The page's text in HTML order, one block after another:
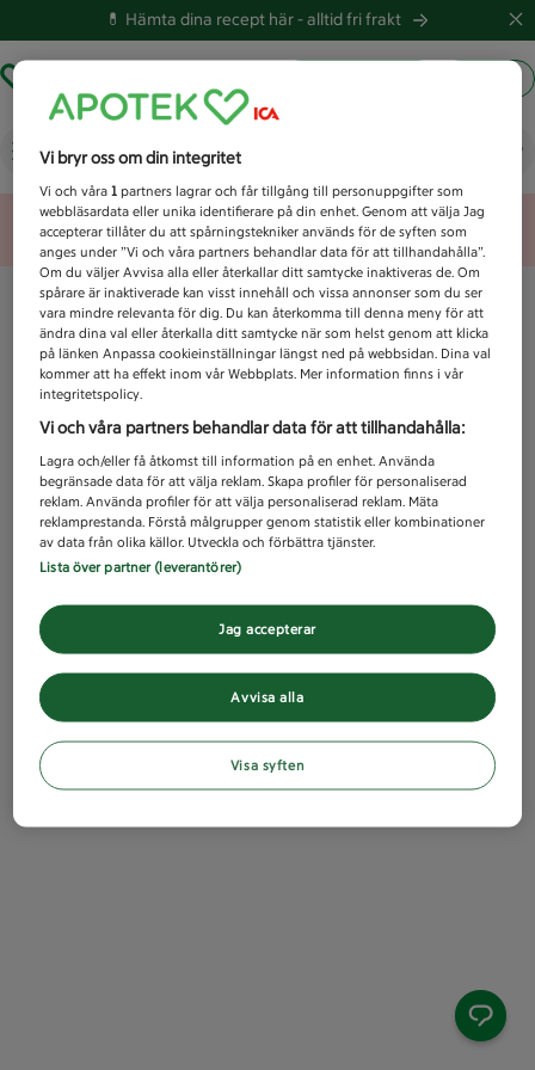
💊 Hämta dina recept här -alltid fri frakt
Vad letar du efter idag?
Unknown error
Vi bryr oss om din integritet
Vi och våra1 partners lagrar och får tillgång till personuppgifter som
webbläsardata eller unika identifierare på din enhet. Genom att välja Jag
accepterar tillåter du att spårningstekniker används för de syften som
anges under ”Vi och våra partners behandlar data för att tillhandahålla”.
Om du väljer Avvisa alla eller återkallar ditt samtycke inaktiveras de. Om
spårare är inaktiverade kan visst innehåll och vissa annonser som du ser
vara mindre relevanta för dig. Du kan återkomma till denna meny för att
ändra dina val eller återkalla ditt samtycke när som helst genom att klicka
på länken Anpassa cookieinställningar längst ned på webbsidan. Dina val
kommer att ha effekt inom vår Webbplats. Mer information finns i vår
integritetspolicy.
Vi och våra partners behandlar data för att tillhandahålla:
Lagra och/eller få åtkomst till information på en enhet. Använda
begränsade data för att välja reklam. Skapa profiler för personaliserad
reklam. Använda profiler för att välja personaliserad reklam. Mäta
reklamprestanda. Förstå målgrupper genom statistik eller kombinationer
av data från olika källor. Utveckla och förbättra tjänster.
Lista över partner (leverantörer)
Avvisa alla
Jag accepterar
Visa syften